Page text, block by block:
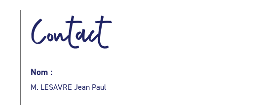
Contact
Nom :
M. LESAVRE Jean Paul